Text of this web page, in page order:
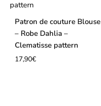
Patron de couture Blouse
– Robe Dahlia –
Clematisse pattern
17,90€